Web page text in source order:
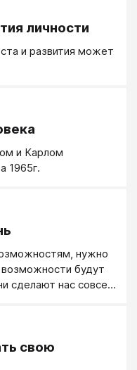
личности
и развития может
и Карлом
1965г.
нужно
будут
сделают нас совсем
мы есть сейчас.
потому что на
открыть наши
свою